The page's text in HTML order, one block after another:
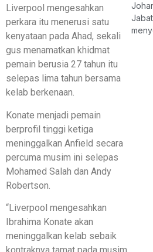
Liverpool mengesahkan
perkara itu menerusi satu
kenyataan pada Ahad, sekali
gus menamatkan khidmat
pemain berusia 27 tahun itu
selepas lima tahun bersama
kelab berkenaan.
Konate menjadi pemain
berprofil tinggi ketiga
meninggalkan Anfield secara
percuma musim ini selepas
Mohamed Salah dan Andy
Robertson.
“Liverpool mengesahkan
Ibrahima Konate akan
meninggalkan kelab sebaik